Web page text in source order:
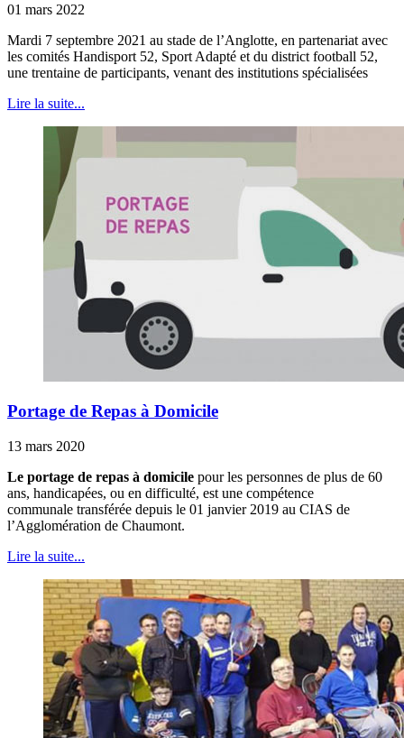
01 mars 2022
Mardi 7 septembre 2021 au stade de l’Anglotte, en partenariat avec
les comités Handisport 52, Sport Adapté et du district football 52,
une trentaine de participants, venant des institutions spécialisées
Lire la suite...
Portage de Repas à Domicile
13 mars 2020
Le portage de repas à domicile pour les personnes de plus de 60
ans, handicapées, ou en difficulté, est une compétence
communale transférée depuis le 01 janvier 2019 au CIAS de
l’Agglomération de Chaumont.
Lire la suite...